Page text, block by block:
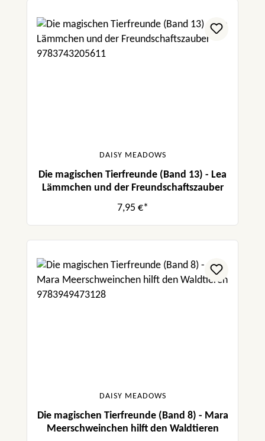
DAISY MEADOWS
Die magischen Tierfreunde (Band 13) - Lea
Lämmchen und der Freundschaftszauber
7,95 €*
DAISY MEADOWS
Die magischen Tierfreunde (Band 8) - Mara
Meerschweinchen hilft den Waldtieren